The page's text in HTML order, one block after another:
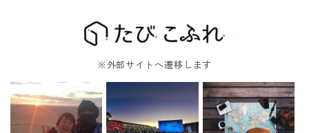
※外部サイトへ遷移します